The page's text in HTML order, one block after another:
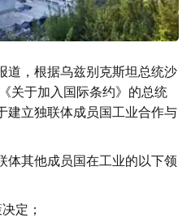
道，根据乌兹别克斯坦总统沙
关于加入国际条约》的总统
建立独联体成员国工业合作与
体其他成员国在工业的以下领
定；